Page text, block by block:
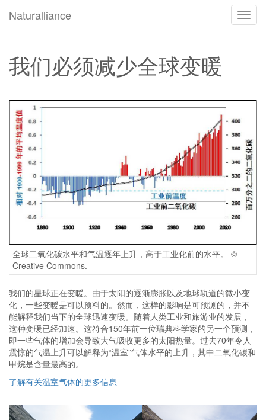
切
换
Naturalliance
我们必须减少全球变暖
全球二氧化碳水平和气温逐年上升，高于工业化前的水平。 ©
Creative Commons.
我们的星球正在变暖。由于太阳的逐渐膨胀以及地球轨道的微小变
化，一些变暖是可以预料的。然而，这样的影响是可预测的，并不
能解释我们当下的全球迅速变暖。随着人类工业和旅游业的发展，
这种变暖已经加速。这符合150年前一位瑞典科学家的另一个预测，
即一些气体的增加会导致大气吸收更多的太阳热量。过去70年令人
震惊的气温上升可以解释为“温室”气体水平的上升，其中二氧化碳和
甲烷是含量最高的。
了解有关温室气体的更多信息